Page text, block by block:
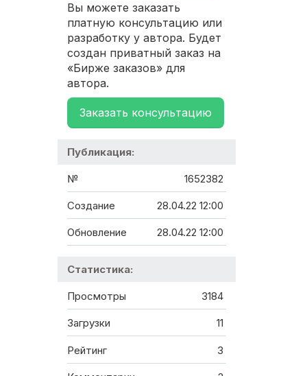
Вы можете заказать
платную консультацию или
разработку у автора. Будет
создан приватный заказ на
«Бирже заказов» для
автора.
Заказать консультацию
Публикация:
№ 1652382
Создание 28.04.22 12:00
Обновление 28.04.22 12:00
Статистика:
Просмотры 3184
Загрузки 11
Рейтинг 3